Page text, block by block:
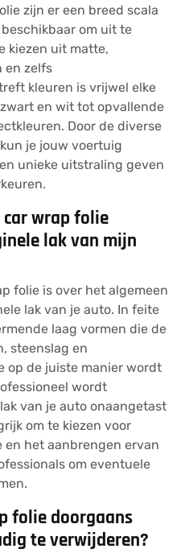
zijn er een breed scala
om uit te
kiezen uit matte,
en zelfs
kleuren is vrijwel elke
en wit tot opvallende
Door de diverse
je jouw voertuig
unieke uitstraling geven
car wrap folie
lak van mijn
folie is over het algemeen
lak van je auto. In feite
laag vormen die de
steenslag en
op de juiste manier wordt
wordt
van je auto onaangetast
om te kiezen voor
het aanbrengen ervan
om eventuele
folie doorgaans
te verwijderen?